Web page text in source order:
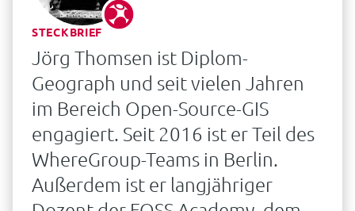
STECKBRIEF
Jörg Thomsen ist Diplom-
Geograph und seit vielen Jahren
im Bereich Open-Source-GIS
engagiert. Seit 2016 ist er Teil des
WhereGroup-Teams in Berlin.
Außerdem ist er langjähriger